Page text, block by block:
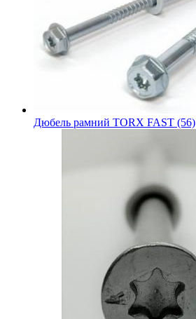
Дюбель рамний TORX FAST (56)